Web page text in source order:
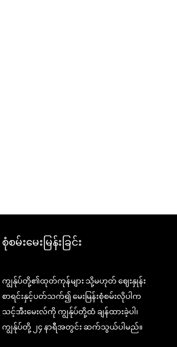
စုံစမ်းမေးမြန်းခြင်း
ကျွန်ုပ်တို့၏ထုတ်ကုန်များ သို့မဟုတ် ဈေးနှုန်း
စာရင်းနှင့်ပတ်သက်၍ မေးမြန်းစုံစမ်းလိုပါက
သင့်အီးမေးလ်ကို ကျွန်ုပ်တို့ထံ ချန်ထားခဲ့ပါ၊
ကျွန်ုပ်တို့ ၂၄ နာရီအတွင်း ဆက်သွယ်ပါမည်။